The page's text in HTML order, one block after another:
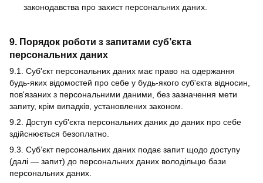
законодавства про захист персональних даних.
9. Порядок роботи з запитами суб’єкта
персональних даних
9.1. Суб'єкт персональних даних має право на одержання
будь-яких відомостей про себе у будь-якого суб'єкта відносин,
пов'язаних з персональними даними, без зазначення мети
запиту, крім випадків, установлених законом.
9.2. Доступ суб'єкта персональних даних до даних про себе
здійснюється безоплатно.
9.3. Суб’єкт персональних даних подає запит щодо доступу
(далі — запит) до персональних даних володільцю бази
персональних даних.